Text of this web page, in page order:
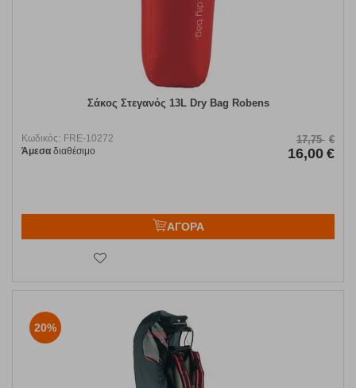
Σάκος Στεγανός 13L Dry Bag Robens
Κωδικός: FRE-10272
Άμεσα διαθέσιμο
17,75 €
16,00 €
ΑΓΟΡΑ
20%